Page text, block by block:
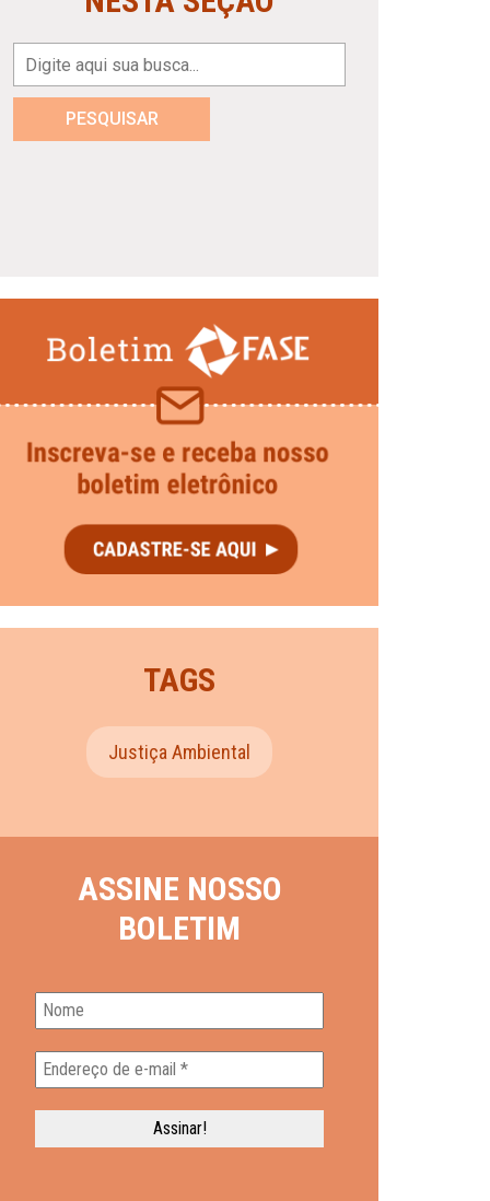
PESQUISAR
TAGS
Justiça Ambiental
ASSINE NOSSO
BOLETIM